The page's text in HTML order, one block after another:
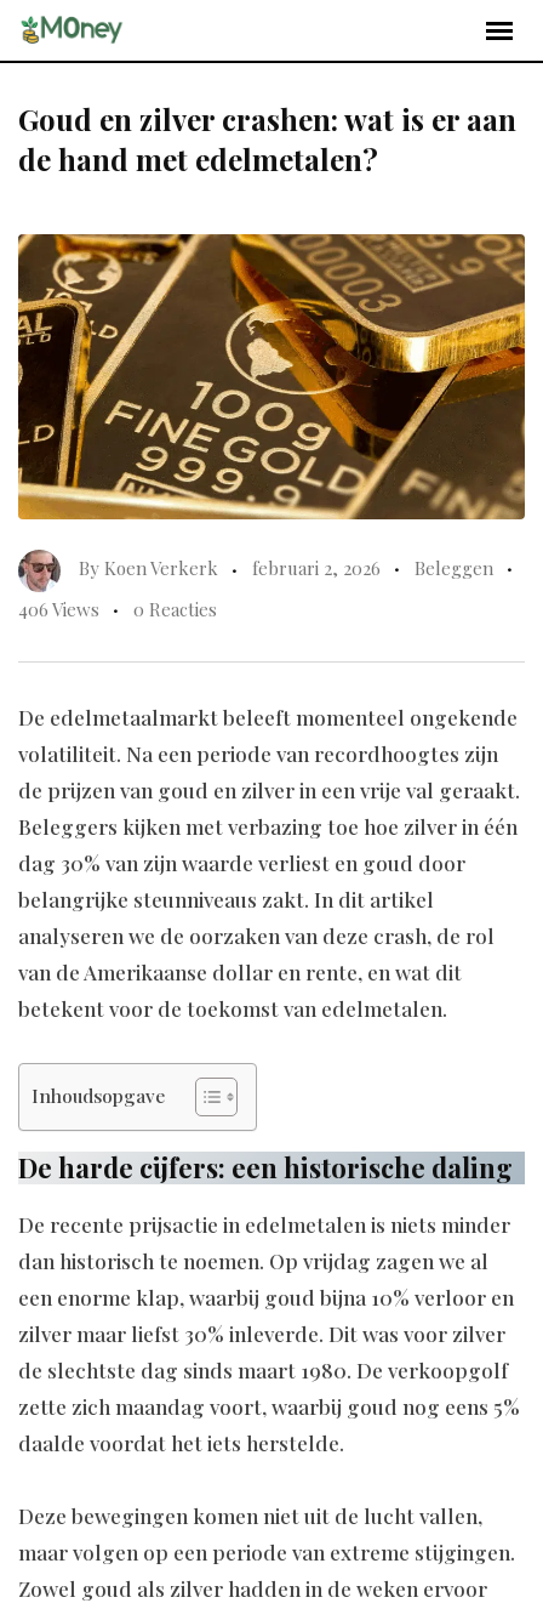
Goud en zilver crashen: wat is er aan
de hand met edelmetalen?
By Koen Verkerk februari 2, 2026
Beleggen
406 Views
0 Reacties
De edelmetaalmarkt beleeft momenteel ongekende
volatiliteit. Na een periode van recordhoogtes zijn
de prijzen van goud en zilver in een vrije val geraakt.
Beleggers kijken met verbazing toe hoe zilver in één
dag 30% van zijn waarde verliest en goud door
belangrijke steunniveaus zakt. In dit artikel
analyseren we de oorzaken van deze crash, de rol
van de Amerikaanse dollar en rente, en wat dit
betekent voor de toekomst van edelmetalen.
Inhoudsopgave
De harde cijfers: een historische daling
De recente prijsactie in edelmetalen is niets minder
dan historisch te noemen. Op vrijdag zagen we al
een enorme klap, waarbij goud bijna 10% verloor en
zilver maar liefst 30% inleverde. Dit was voor zilver
de slechtste dag sinds maart 1980. De verkoopgolf
zette zich maandag voort, waarbij goud nog eens 5%
daalde voordat het iets herstelde.
Deze bewegingen komen niet uit de lucht vallen,
maar volgen op een periode van extreme stijgingen.
Zowel goud als zilver hadden in de weken ervoor